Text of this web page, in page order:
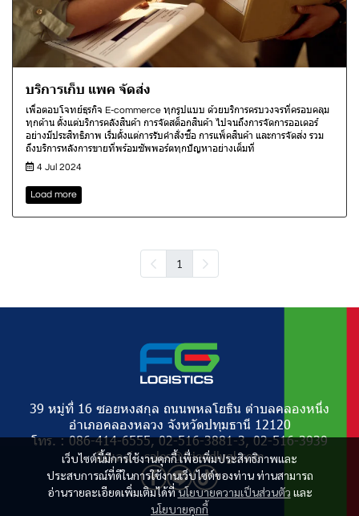
บริการเก็บ แพค จัดส่ง
เพื่อตอบโจทย์ธุรกิจ E-commerce ทุกรูปแบบ ด้วยบริการครบวงจรที่ครอบคลุม
ทุกด้าน ตั้งแต่บริการคลังสินค้า การจัดสต็อกสินค้า ไปจนถึงการจัดการออเดอร์
อย่างมีประสิทธิภาพ เริ่มตั้งแต่การรับคำสั่งซื้อ การแพ็คสินค้า และการจัดส่ง รวม
ถึงบริการหลังการขายที่พร้อมซัพพอร์ตทุกปัญหาอย่างเต็มที่
4 Jul 2024
Load more
1
เว็บไซต์นี้มีการใช้งานคุกกี้ เพื่อเพิ่มประสิทธิภาพและ
ประสบการณ์ที่ดีในการใช้งานเว็บไซต์ของท่าน ท่านสามารถ
อ่านรายละเอียดเพิ่มเติมได้ที่นโยบายความเป็นส่วนตัว และ
นโยบายคุกกี้
39 หมู่ที่ 16 ซอยหงสกุล ถนนพหลโยธิน ตำบลคลองหนึ่ง
อำเภอคลองหลวง จังหวัดปทุมธานี 12120
โทร. : 086-414-6555, 02-516-3881-3, 02-516-3939
อีเมลล์ : sales@friendlygl.com